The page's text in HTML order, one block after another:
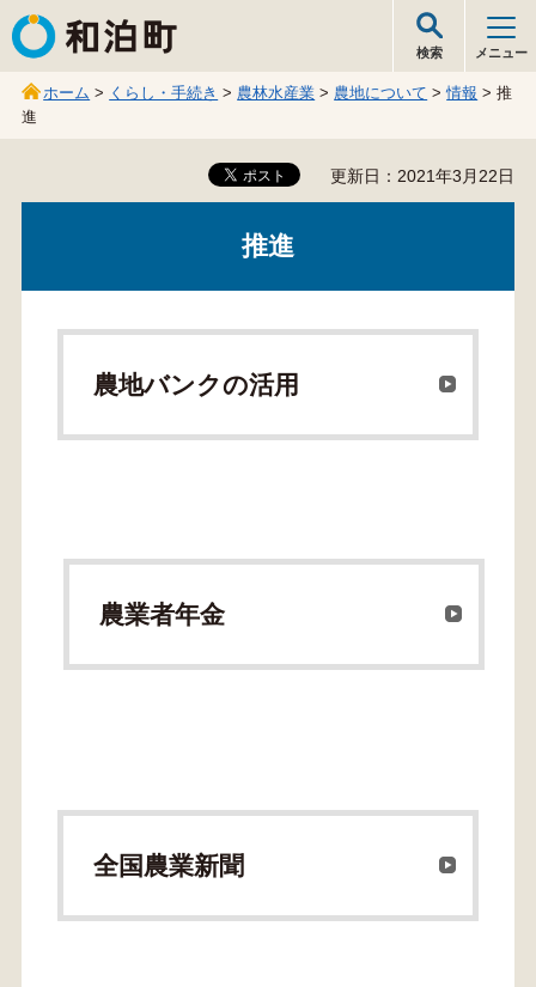
和泊町
検索 メニュー
ホーム > くらし・手続き > 農林水産業 > 農地について >情報 > 推
進
更新日：2021年3月22日
推進
農地バンクの活用
農業者年金
全国農業新聞